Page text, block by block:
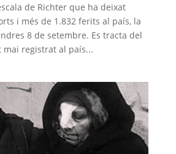
de Richter que ha deixat
i més de 1.832 ferits al país, la
8 de setembre. Es tracta del
registrat al país...